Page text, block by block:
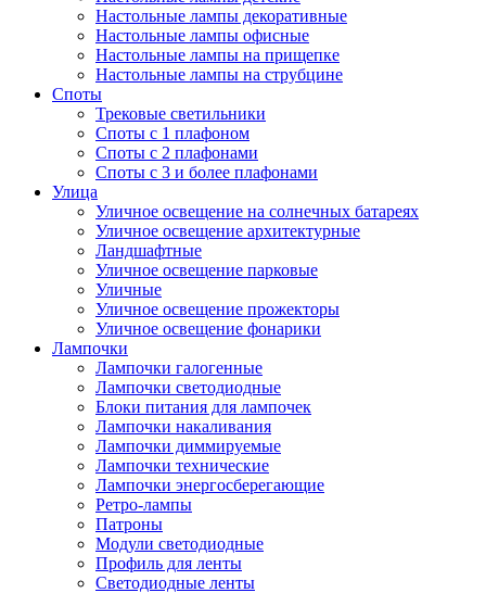
Настольные лампы декоративные
Настольные лампы офисные
Настольные лампы на прищепке
Настольные лампы на струбцине
Споты
Трековые светильники
Споты с 1 плафоном
Споты с 2 плафонами
Споты с 3 и более плафонами
Улица
Уличное освещение на солнечных батареях
Уличное освещение архитектурные
Ландшафтные
Уличное освещение парковые
Уличные
Уличное освещение прожекторы
Уличное освещение фонарики
Лампочки
Лампочки галогенные
Лампочки светодиодные
Блоки питания для лампочек
Лампочки накаливания
Лампочки диммируемые
Лампочки технические
Лампочки энергосберегающие
Ретро-лампы
Патроны
Модули светодиодные
Профиль для ленты
Светодиодные ленты